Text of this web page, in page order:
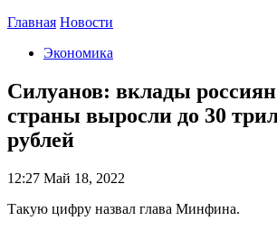
Главная Новости
Экономика
Силуанов: вклады
страны выросли до 30
рублей
12:27 Май 18, 2022
Такую цифру назвал глава Минфина.